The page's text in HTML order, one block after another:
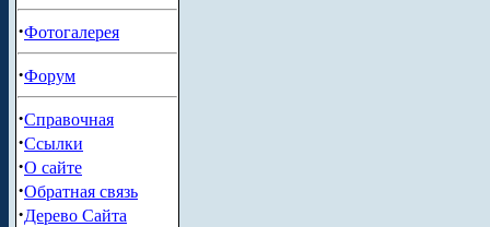
·Фотогалерея
·Форум
·Справочная
·Ссылки
·О сайте
·Обратная связь
·Дерево Сайта